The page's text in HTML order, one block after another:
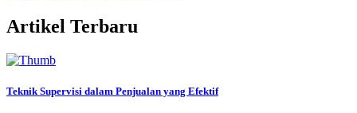
Artikel Terbaru
Teknik Supervisi dalam Penjualan yang Efektif